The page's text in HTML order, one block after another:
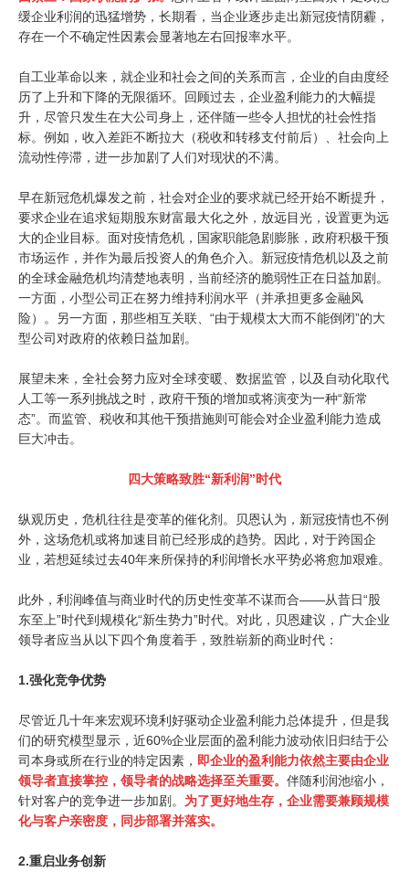
缓企业利润的迅猛增势，长期看，当企业逐步走出新冠疫情阴霾，
存在一个不确定性因素会显著地左右回报率水平。
自工业革命以来，就企业和社会之间的关系而言，企业的自由度经
历了上升和下降的无限循环。回顾过去，企业盈利能力的大幅提
升，尽管只发生在大公司身上，还伴随一些令人担忧的社会性指
标。例如，收入差距不断拉大（税收和转移支付前后）、社会向上
流动性停滞，进一步加剧了人们对现状的不满。
早在新冠危机爆发之前，社会对企业的要求就已经开始不断提升，
要求企业在追求短期股东财富最大化之外，放远目光，设置更为远
大的企业目标。面对疫情危机，国家职能急剧膨胀，政府积极干预
市场运作，并作为最后投资人的角色介入。新冠疫情危机以及之前
的全球金融危机均清楚地表明，当前经济的脆弱性正在日益加剧。
一方面，小型公司正在努力维持利润水平（并承担更多金融风
险）。另一方面，那些相互关联、“由于规模太大而不能倒闭”的大
型公司对政府的依赖日益加剧。
展望未来，全社会努力应对全球变暖、数据监管，以及自动化取代
人工等一系列挑战之时，政府干预的增加或将演变为一种“新常
态”。而监管、税收和其他干预措施则可能会对企业盈利能力造成
巨大冲击。
四大策略致胜“新利润”时代
纵观历史，危机往往是变革的催化剂。贝恩认为，新冠疫情也不例
外，这场危机或将加速目前已经形成的趋势。因此，对于跨国企
业，若想延续过去40年来所保持的利润增长水平势必将愈加艰难。
此外，利润峰值与商业时代的历史性变革不谋而合——从昔日“股
东至上”时代到规模化“新生势力”时代。对此，贝恩建议，广大企业
领导者应当从以下四个角度着手，致胜崭新的商业时代：
1.强化竞争优势
尽管近几十年来宏观环境利好驱动企业盈利能力总体提升，但是我
们的研究模型显示，近60%企业层面的盈利能力波动依旧归结于公
司本身或所在行业的特定因素， 即企业的盈利能力依然主要由企业
领导者直接掌控，领导者的战略选择至关重要。 伴随利润池缩小，
针对客户的竞争进一步加剧。 为了更好地生存，企业需要兼顾规模
化与客户亲密度，同步部署并落实。
2.重启业务创新